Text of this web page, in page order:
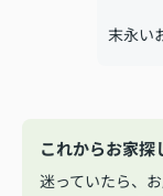
末永い
これからお家探
迷っていたら、